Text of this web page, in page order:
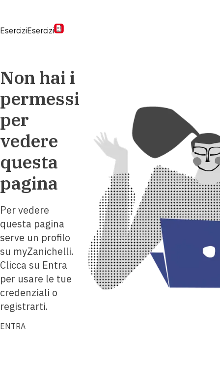
EserciziEsercizi
Non hai i
permessi
per
vedere
questa
pagina
Per vedere
questa pagina
serve un profilo
su myZanichelli.
Clicca su Entra
per usare le tue
credenziali o
registrarti.
ENTRA